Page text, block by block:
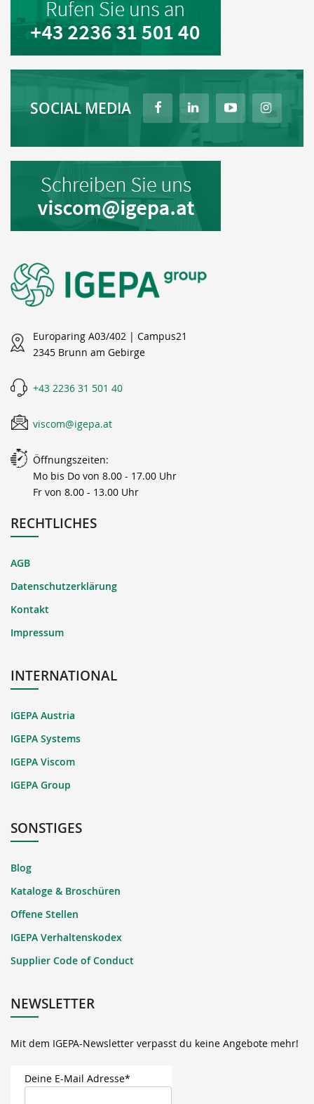
SOCIAL MEDIA
Europaring A03/402 | Campus21
2345 Brunn am Gebirge
+43 2236 31 501 40
viscom@igepa.at
Öffnungszeiten:
Mo bis Do von 8.00 - 17.00 Uhr
Fr von 8.00 - 13.00 Uhr
RECHTLICHES
AGB
Datenschutzerklärung
Kontakt
Impressum
INTERNATIONAL
IGEPA Austria
IGEPA Systems
IGEPA Viscom
IGEPA Group
SONSTIGES
Blog
Kataloge & Broschüren
Offene Stellen
IGEPA Verhaltenskodex
Supplier Code of Conduct
NEWSLETTER
Mit dem IGEPA-Newsletter verpasst du keine Angebote mehr!
Deine E-Mail Adresse*